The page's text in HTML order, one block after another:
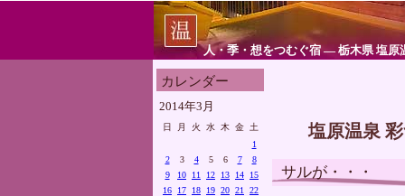
人・季・想をつむぐ宿 ― 栃木県 塩原
カレンダー
2014年3月
日 月 火 水 木 金
土
1
2
3 4 5 6 7
8
9
10 11 12 13 14
15
16
17 18 19 20 21
22
塩原温泉
サルが・・・